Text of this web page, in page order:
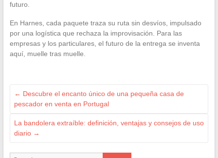
futuro.
En Harnes, cada paquete traza su ruta sin desvíos, impulsado
por una logística que rechaza la improvisación. Para las
empresas y los particulares, el futuro de la entrega se inventa
aquí, muelle tras muelle.
← Descubre el encanto único de una pequeña casa de
pescador en venta en Portugal
La bandolera extraíble: definición, ventajas y consejos de uso
diario →